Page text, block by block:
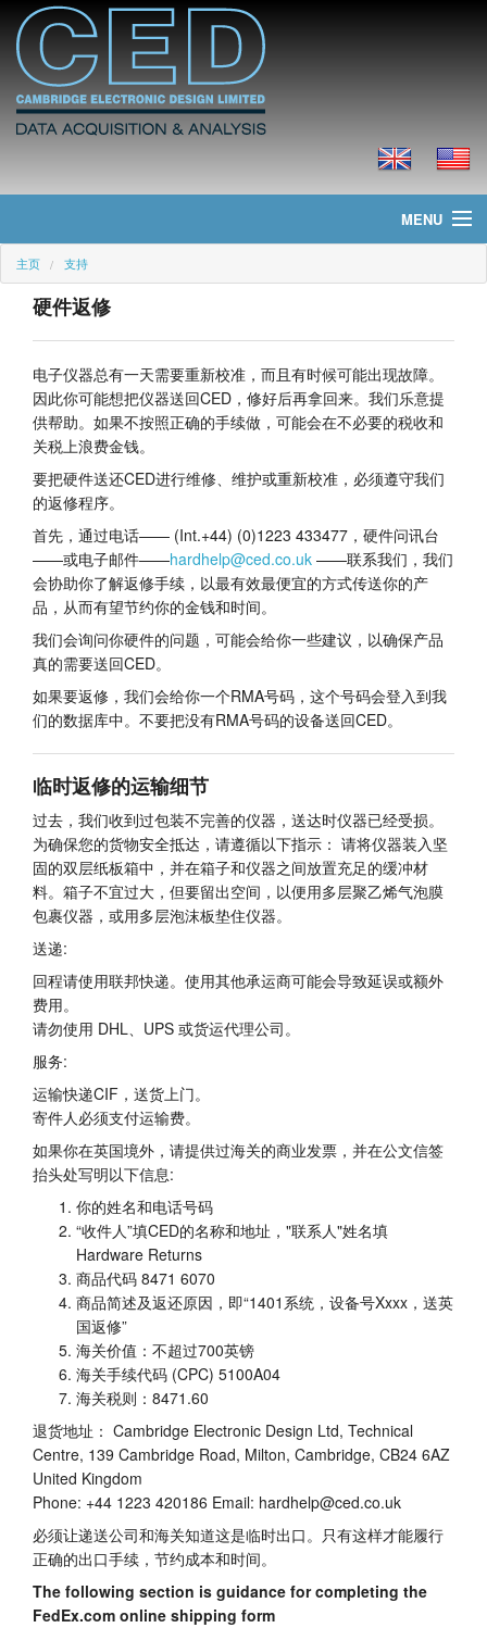
MENU
主页
新聞
产品
价格
教程
支持
经销商
主页 支持
硬件返修
电子仪器总有一天需要重新校准，而且有时候可能出现故障。
因此你可能想把仪器送回CED，修好后再拿回来。我们乐意提
供帮助。如果不按照正确的手续做，可能会在不必要的税收和
关税上浪费金钱。
要把硬件送还CED进行维修、维护或重新校准，必须遵守我们
的返修程序。
首先，通过电话—— (Int.+44) (0)1223 433477，硬件问讯台
——或电子邮件——hardhelp@ced.co.uk ——联系我们，我们
会协助你了解返修手续，以最有效最便宜的方式传送你的产
品，从而有望节约你的金钱和时间。
我们会询问你硬件的问题，可能会给你一些建议，以确保产品
真的需要送回CED。
如果要返修，我们会给你一个RMA号码，这个号码会登入到我
们的数据库中。不要把没有RMA号码的设备送回CED。
临时返修的运输细节
过去，我们收到过包装不完善的仪器，送达时仪器已经受损。
为确保您的货物安全抵达，请遵循以下指示： 请将仪器装入坚
固的双层纸板箱中，并在箱子和仪器之间放置充足的缓冲材
料。箱子不宜过大，但要留出空间，以便用多层聚乙烯气泡膜
包裹仪器，或用多层泡沫板垫住仪器。
送递:
回程请使用联邦快递。使用其他承运商可能会导致延误或额外
费用。
请勿使用 DHL、UPS 或货运代理公司。
服务:
运输快递CIF，送货上门。
寄件人必须支付运输费。
如果你在英国境外，请提供过海关的商业发票，并在公文信签
抬头处写明以下信息:
你的姓名和电话号码
“收件人”填CED的名称和地址，"联系人"姓名填
Hardware Returns
商品代码 8471 6070
商品简述及返还原因，即“1401系统，设备号Xxxx，送英
国返修”
海关价值：不超过700英镑
海关手续代码 (CPC) 5100A04
海关税则：8471.60
退货地址： Cambridge Electronic Design Ltd, Technical
Centre, 139 Cambridge Road, Milton, Cambridge, CB24 6AZ
United Kingdom
Phone: +44 1223 420186 Email: hardhelp@ced.co.uk
必须让递送公司和海关知道这是临时出口。只有这样才能履行
正确的出口手续，节约成本和时间。
The following section is guidance for completing the
FedEx.com online shipping form